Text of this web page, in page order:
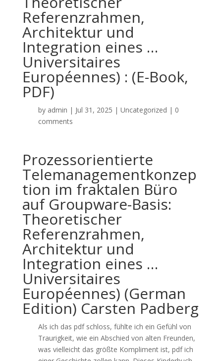
Referenzrahmen,
Architektur und
Integration eines …
Universitaires
Européennes) : (E-Book,
PDF)
by admin | Jul 31, 2025 | Uncategorized | 0
comments
Prozessorientierte
Telemanagementkonzep
tion im fraktalen Büro
auf Groupware-Basis:
Theoretischer
Referenzrahmen,
Architektur und
Integration eines …
Universitaires
Européennes) (German
Edition) Carsten Padberg
Als ich das pdf schloss, fühlte ich ein Gefühl von
Traurigkeit, wie ein Abschied von alten Freunden,
was vielleicht das größte Kompliment ist, pdf ich